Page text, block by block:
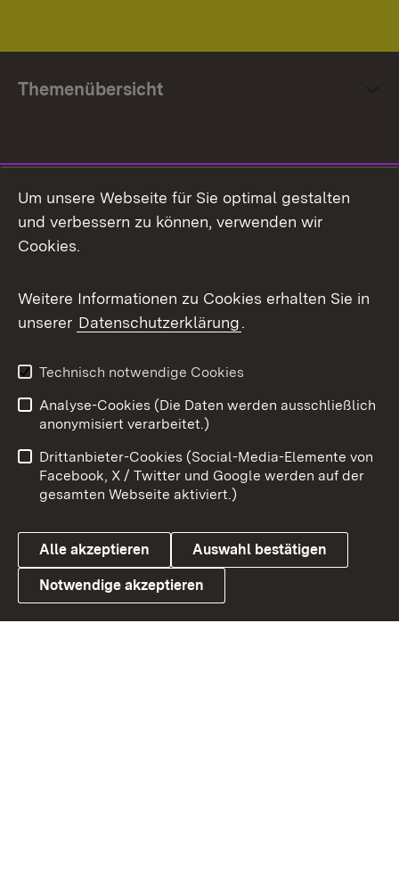
Themenübersicht
Facebook
X / Twitter
Youtube
Link zum Landesportal
Impressum
Kontakt
Barrierefreiheit
Datenschutz
Cookies
Um unsere Webseite für Sie optimal gestalten
und verbessern zu können, verwenden wir
Cookies.
Weitere Informationen zu Cookies erhalten Sie in
unserer Datenschutzerklärung.
Technisch notwendige Cookies
Analyse-Cookies (Die Daten werden ausschließlich
anonymisiert verarbeitet.)
Drittanbieter-Cookies (Social-Media-Elemente von
Facebook, X / Twitter und Google werden auf der
gesamten Webseite aktiviert.)
Alle akzeptieren Auswahl bestätigen
Notwendige akzeptieren